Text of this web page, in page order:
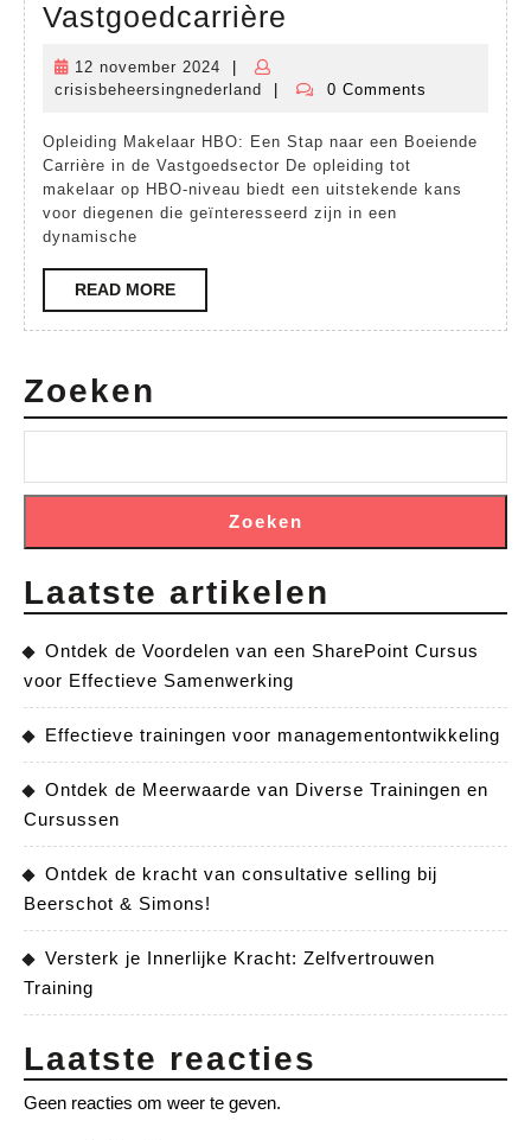
Vastgoedcarrière
tot
Een
Stap
naar
Vastgoedcarrière
12 november 2024
12
november
crisisbeheersingnederland
crisisbeheersingnederland
0 Comments
Opleiding Makelaar HBO: Een Stap naar een Boeiende
Carrière in de Vastgoedsector De opleiding tot
makelaar op HBO-niveau biedt een uitstekende kans
voor diegenen die geïnteresseerd zijn in een
dynamische
READ MOREREAD
MORE
Zoeken
Zoeken
Laatste artikelen
Ontdek de Voordelen van een SharePoint Cursus
voor Effectieve Samenwerking
Effectieve trainingen voor managementontwikkeling
Ontdek de Meerwaarde van Diverse Trainingen en
Cursussen
Ontdek de kracht van consultative selling bij
Beerschot & Simons!
Versterk je Innerlijke Kracht: Zelfvertrouwen
Training
Laatste reacties
Geen reacties om weer te geven.